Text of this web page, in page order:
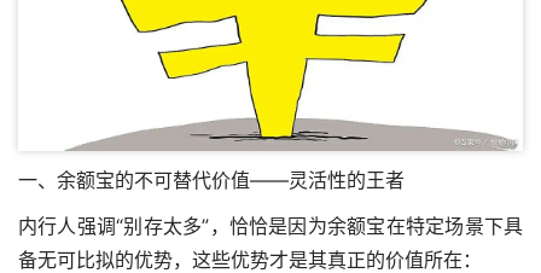
一、余额宝的不可替代价值——灵活性的王者
内行人强调“别存太多”，恰恰是因为余额宝在特定场景下具
备无可比拟的优势，这些优势才是其真正的价值所在：